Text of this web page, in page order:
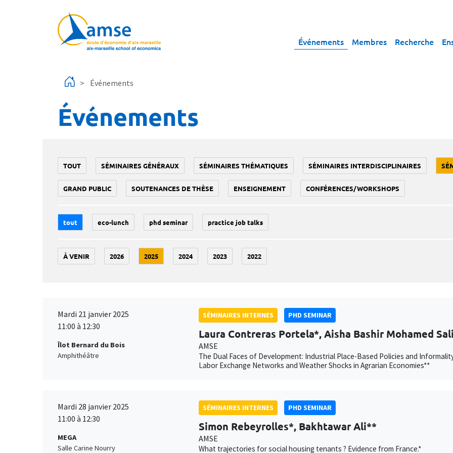
Événements Membres Recherche
Événements
Événements
TOUT SÉMINAIRES GÉNÉRAUX SÉMINAIRES THÉMATIQUES SÉMINAIRES INTERDISCIPLINAIRES
GRAND PUBLIC SOUTENANCES DE THÈSE ENSEIGNEMENT CONFÉRENCES/WORKSHOPS
tout eco-lunch phd seminar practice job talks
À VENIR 2026 2025 2024 2023 2022
Mardi 21 janvier 2025
11:00 à 12:30
Îlot Bernard du Bois
Amphithéâtre
SÉMINAIRES INTERNES PHD SEMINAR
Laura Contreras Portela*, Aisha Bashir Mohamed
AMSE
The Dual Faces of Development: Industrial Place-Based Policies and
Labor Exchange Networks and Weather Shocks in Agrarian Economies**
Mardi 28 janvier 2025
11:00 à 12:30
MEGA
Salle Carine Nourry
SÉMINAIRES INTERNES PHD SEMINAR
Simon Rebeyrolles*, Bakhtawar Ali**
AMSE
What trajectories for social housing tenants ? Evidence from France.*